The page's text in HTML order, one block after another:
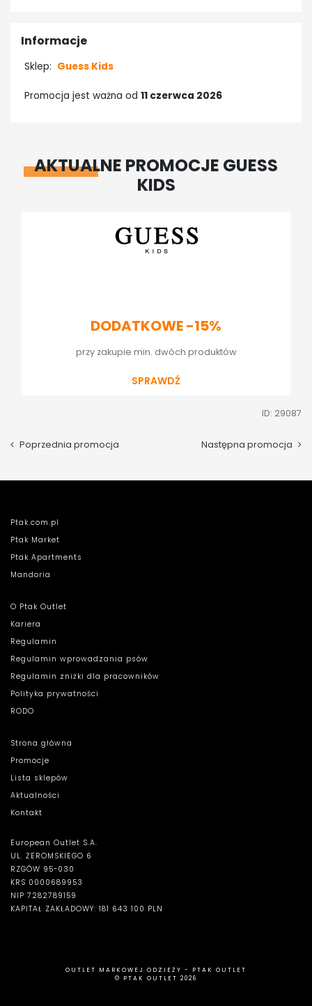
Informacje
Sklep: Guess Kids
Promocja jest ważna od 11 czerwca 2026
AKTUALNE PROMOCJE GUESS
KIDS
DODATKOWE -15%
przy zakupie min. dwóch produktów
SPRAWDŹ
ID: 29087
Poprzednia promocja Następna promocja
Ptak.com.pl
Ptak Market
Ptak Apartments
Mandoria
O Ptak Outlet
Kariera
Regulamin
Regulamin wprowadzania psów
Regulamin zniżki dla pracowników
Polityka prywatności
RODO
Strona główna
Promocje
Lista sklepów
Aktualności
Kontakt
European Outlet S.A.
UL. ŻEROMSKIEGO 6
RZGÓW 95-030
KRS 0000689953
NIP 7282789159
KAPITAŁ ZAKŁADOWY: 181 643 100 PLN
OUTLET MARKOWEJ ODZIEŻY - PTAK OUTLET
© PTAK OUTLET 2026